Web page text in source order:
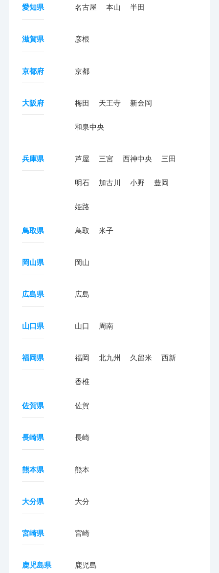
愛知県 名古屋 本山 半田
滋賀県 彦根
京都府 京都
大阪府 梅田 天王寺 新金岡
和泉中央
兵庫県 芦屋 三宮 西神中央 三田
明石 加古川 小野 豊岡
姫路
鳥取県 鳥取 米子
岡山県 岡山
広島県 広島
山口県 山口 周南
福岡県 福岡 北九州 久留米 西新
香椎
佐賀県 佐賀
長崎県 長崎
熊本県 熊本
大分県 大分
宮崎県 宮崎
鹿児島県 鹿児島